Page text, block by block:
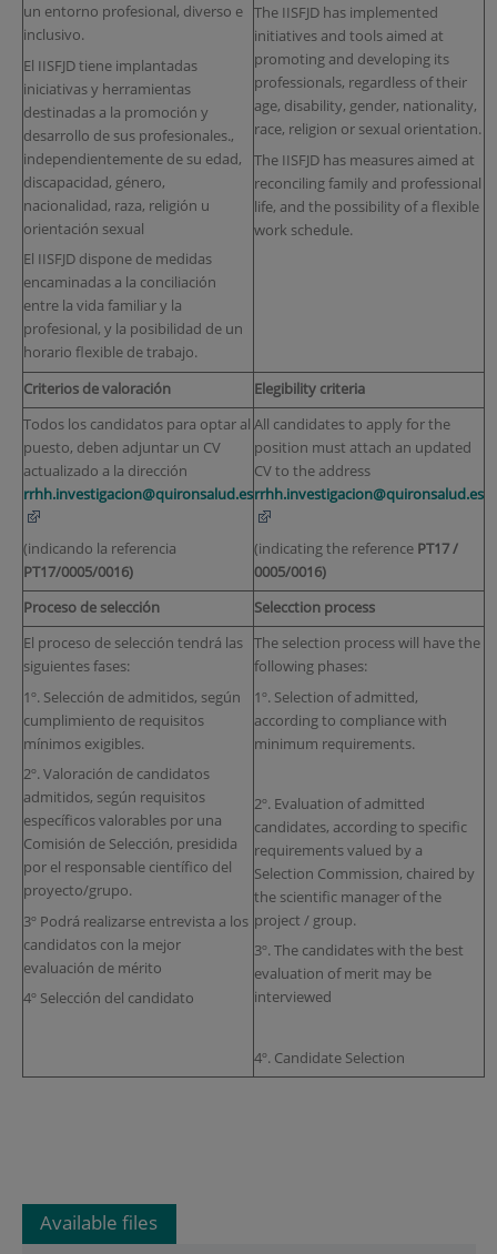
un entorno profesional, diverso e
inclusivo.
El IISFJD tiene implantadas
iniciativas y herramientas
destinadas a la promoción y
desarrollo de sus profesionales.,
independientemente de su edad,
discapacidad, género,
nacionalidad, raza, religión u
orientación sexual
El IISFJD dispone de medidas
encaminadas a la conciliación
entre la vida familiar y la
profesional, y la posibilidad de un
horario flexible de trabajo.
The IISFJD has implemented
initiatives and tools aimed at
promoting and developing its
professionals, regardless of their
age, disability, gender, nationality,
race, religion or sexual orientation.
The IISFJD has measures aimed at
reconciling family and professional
life, and the possibility of a flexible
work schedule.
Criterios de valoración
Elegibility criteria
Todos los candidatos para optar al
puesto, deben adjuntar un CV
actualizado a la dirección
rrhh.investigacion@quironsalud.es
(indicando la referencia
PT17/0005/0016)
All candidates to apply for the
position must attach an updated
CV to the address
rrhh.investigacion@quironsalud.es
(indicating the reference PT17 /
0005/0016)
Proceso de selección
Selecction process
El proceso de selección tendrá las
siguientes fases:
1º. Selección de admitidos, según
cumplimiento de requisitos
mínimos exigibles.
2º. Valoración de candidatos
admitidos, según requisitos
específicos valorables por una
Comisión de Selección, presidida
por el responsable científico del
proyecto/grupo.
3º Podrá realizarse entrevista a los
candidatos con la mejor
evaluación de mérito
4º Selección del candidato
The selection process will have the
following phases:
1º. Selection of admitted,
according to compliance with
minimum requirements.
2º. Evaluation of admitted
candidates, according to specific
requirements valued by a
Selection Commission, chaired by
the scientific manager of the
project / group.
3º. The candidates with the best
evaluation of merit may be
interviewed
4º. Candidate Selection
Available files